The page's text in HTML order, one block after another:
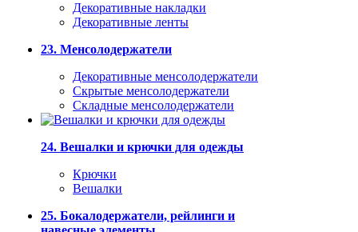
Декоративные накладки
Декоративные ленты
23. Менсолодержатели
Декоративные менсолодержатели
Скрытые менсолодержатели
Складные менсолодержатели
24. Вешалки и крючки для одежды
Крючки
Вешалки
25. Бокалодержатели, рейлинги и